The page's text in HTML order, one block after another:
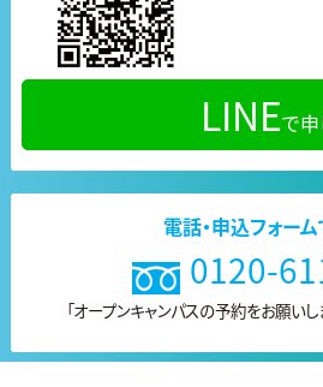
LINEで
電話・申込フォー
0120-
「オープンキャンパスの予約をお願いし